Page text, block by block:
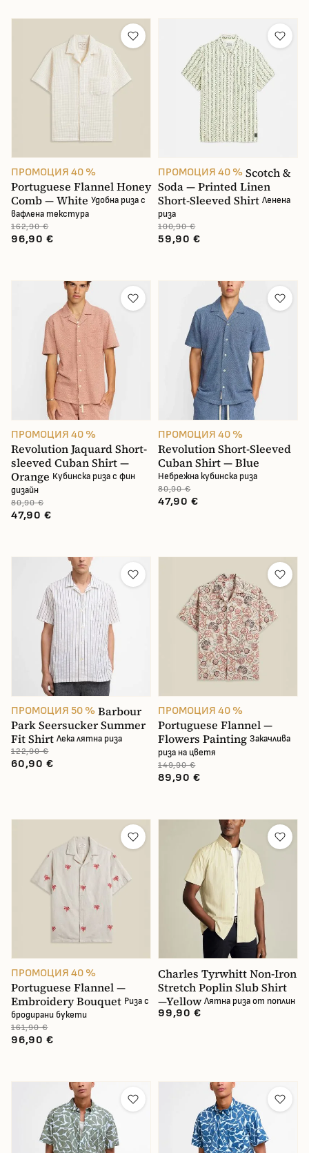
ПРОМОЦИЯ 40 %
Portuguese Flannel Honey
Comb — White Удобна риза с
вафлена текстура
162,90 €
96,90 €
ПРОМОЦИЯ 40 % Scotch &
Soda — Printed Linen
Short-Sleeved Shirt Ленена
риза
100,90 €
59,90 €
ПРОМОЦИЯ 40 %
Revolution Jaquard Short-
sleeved Cuban Shirt —
Orange Кубинска риза с фин
дизайн
80,90 €
47,90 €
ПРОМОЦИЯ 40 %
Revolution Short-Sleeved
Cuban Shirt — Blue
Небрежна кубинска риза
80,90 €
47,90 €
ПРОМОЦИЯ 50 % Barbour
Park Seersucker Summer
Fit Shirt Лека лятна риза
122,90 €
60,90 €
ПРОМОЦИЯ 40 %
Portuguese Flannel —
Flowers Painting Закачлива
риза на цветя
149,90 €
89,90 €
ПРОМОЦИЯ 40 %
Portuguese Flannel —
Embroidery Bouquet Риза с
бродирани букети
161,90 €
96,90 €
Charles Tyrwhitt Non-Iron
Stretch Poplin Slub Shirt
—Yellow Лятна риза от поплин
99,90 €